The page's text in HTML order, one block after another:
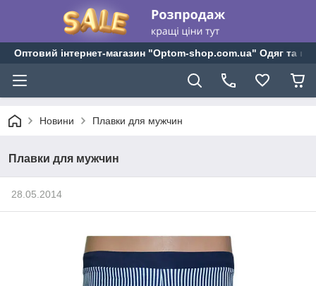
Оптовий інтернет-магазин "Optom-shop.com.ua" Одяг та
Новини Плавки для мужчин
Плавки для мужчин
28.05.2014